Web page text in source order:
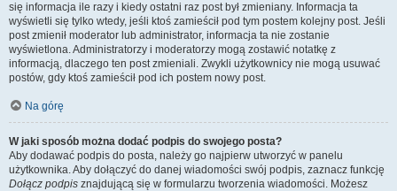
się informacja ile razy i kiedy ostatni raz post był zmieniany. Informacja ta
wyświetli się tylko wtedy, jeśli ktoś zamieścił pod tym postem kolejny post. Jeśli
post zmienił moderator lub administrator, informacja ta nie zostanie
wyświetlona. Administratorzy i moderatorzy mogą zostawić notatkę z
informacją, dlaczego ten post zmieniali. Zwykli użytkownicy nie mogą usuwać
postów, gdy ktoś zamieścił pod ich postem nowy post.
Na górę
W jaki sposób można dodać podpis do swojego posta?
Aby dodawać podpis do posta, należy go najpierw utworzyć w panelu
użytkownika. Aby dołączyć do danej wiadomości swój podpis, zaznacz funkcję
Dołącz podpis znajdującą się w formularzu tworzenia wiadomości. Możesz